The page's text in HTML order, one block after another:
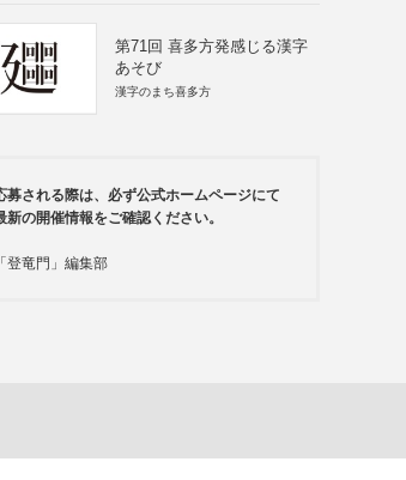
第71回 喜多方発感じる漢字
あそび
漢字のまち喜多方
募される際は、必ず公式ホームページにて
新の開催情報をご確認ください。
「登竜門」編集部